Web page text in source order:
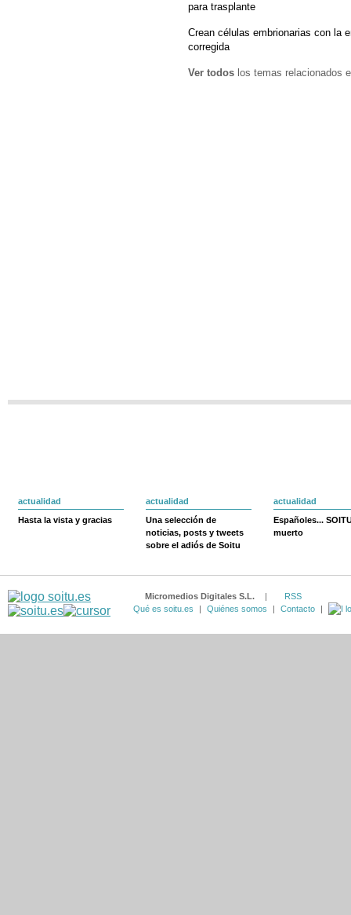
para trasplante
Crean células embrionarias con la
corregida
Ver todos los temas relacionados
actualidad
Hasta la vista y gracias
actualidad
Una selección de
noticias, posts y tweets
sobre el adiós de Soitu
actualidad
Españoles...
muerto
Micromedios Digitales S.L. |
RSS
Qué es soitu.es
| Quiénes somos | Contacto |